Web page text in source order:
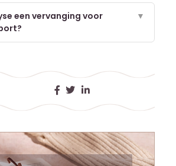
een vervanging voor
▼